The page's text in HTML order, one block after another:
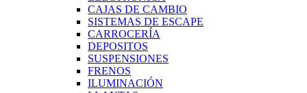
CAJAS DE CAMBIO
SISTEMAS DE ESCAPE
CARROCERÍA
DEPOSITOS
SUSPENSIONES
FRENOS
ILUMINACIÓN